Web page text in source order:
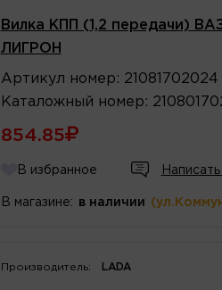
Вилка КПП (1,2 передачи)
ЛИГРОН
Артикул номер : 21081702024
Каталожный номер :
854.85
В избранное
В магазине: в наличии
Производитель: LADA